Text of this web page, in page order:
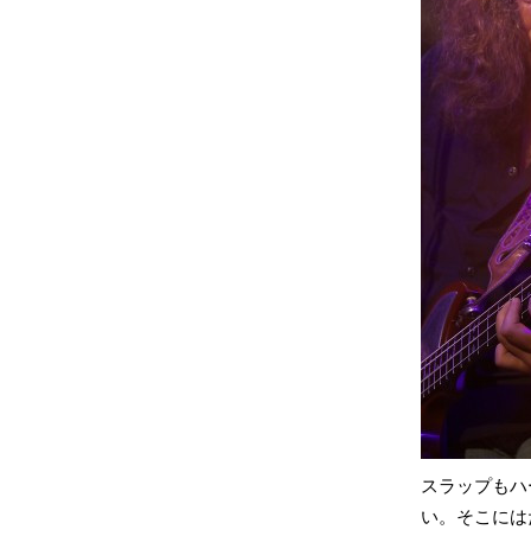
スラップも
い。そこに